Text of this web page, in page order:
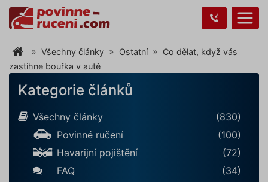
Všechny články Ostatní
Co dělat, když vás
zastihne bouřka v autě
Kategorie článků
Všechny články
(830)
Povinné ručení
(100)
Havarijní pojištění
(72)
FAQ
(34)